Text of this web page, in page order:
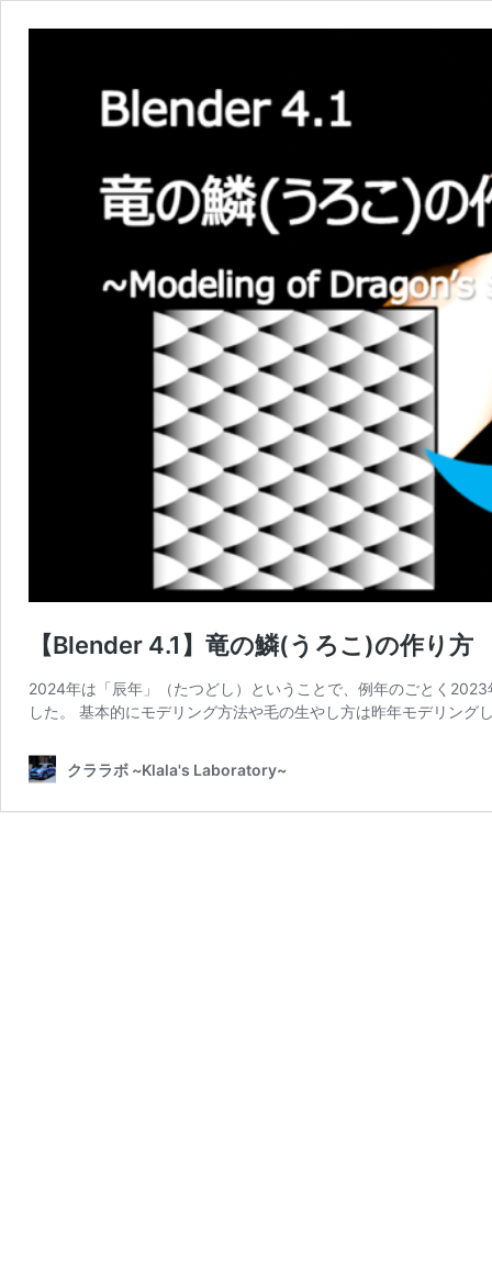
【Blender 4.1】竜の鱗(うろこ)の作り方
2024年は「辰年」（たつどし）ということで、例年のごとく
した。 基本的にモデリング方法や毛の生やし方は昨年モデリン
クララボ ~Klala's Laboratory~